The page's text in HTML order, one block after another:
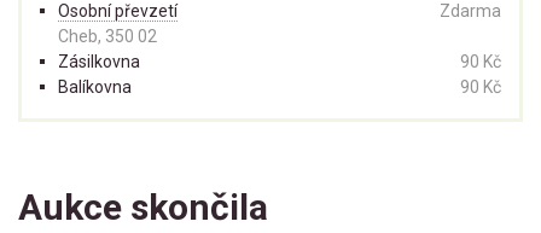
Osobní převzetí
Cheb, 350 02
Zdarma
Zásilkovna
90 Kč
Balíkovna
90 Kč
Aukce skončila